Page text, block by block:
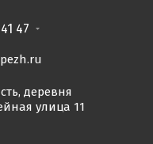
47
деревня
улица 11